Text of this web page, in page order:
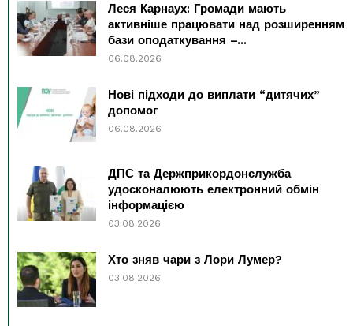
Леся Карнаух: Громади мають
активніше працювати над розширенням
бази оподаткування –...
06.08.2026
Нові підходи до виплати “дитячих”
допомог
06.08.2026
ДПС та Держприкордонслужба
удосконалюють електронний обмін
інформацією
03.08.2026
Хто зняв чари з Лори Лумер?
03.08.2026